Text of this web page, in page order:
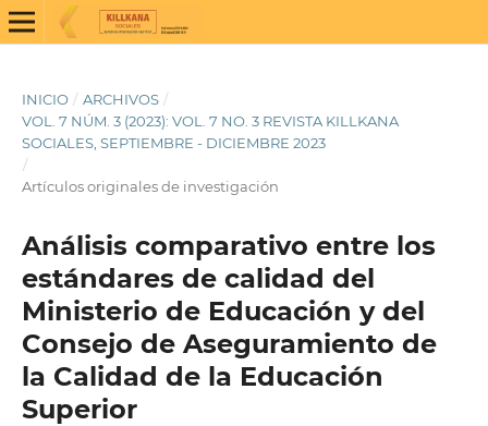
INICIO / ARCHIVOS /
VOL. 7 NÚM. 3 (2023): VOL. 7 NO. 3 REVISTA KILLKANA
SOCIALES, SEPTIEMBRE - DICIEMBRE 2023
/
Artículos originales de investigación
Análisis comparativo entre los
estándares de calidad del
Ministerio de Educación y del
Consejo de Aseguramiento de
la Calidad de la Educación
Superior